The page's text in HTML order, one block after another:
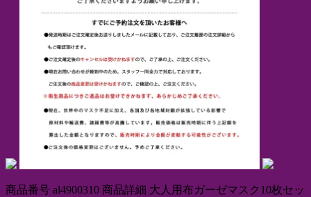
商品番号 al4900310 商品詳細 大人用布ガーゼマスク10枚セッ